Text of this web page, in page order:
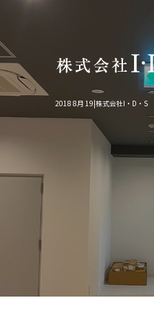
2018 8月 19|株式会社I・D・S